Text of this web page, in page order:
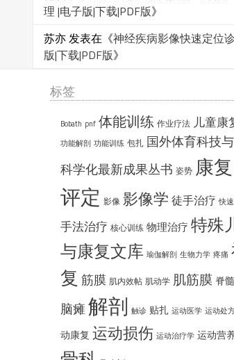
理 |电子版|下载|PDF版》
苏亦发表在《神经疾病影像快速定位
版|下载|PDF版》
标签
Bobath pnf 体能训练 作业疗法 儿童康
功能解剖 功能训练 包扎 国外体育科技
科学化最新成果丛书 姿势 康复
评定 影像 影像学 徒手治疗 快
手法治疗 核心训练 物理治疗 特殊
与康复文库 瑜伽解剖 生物力学 疼痛
复筋膜 肌内效帖 肌动学 肌筋膜 脊
脑瘫解剖 触诊 贴扎 运动医学 运动处
动康复 运动损伤 运动治疗学 运动营